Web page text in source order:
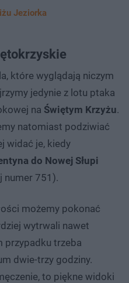
Jeziorka
które wyglądają niczym
jedynie z lotu ptaka
na Świętym Krzyżu.
natomiast podziwiać
widać je, kiedy
do Nowej Słupi
numer 751).
możemy pokonać
wytrwali nawet
przypadku trzeba
dwie-trzy godziny.
to piękne widoki